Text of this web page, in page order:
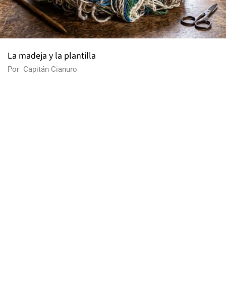
La madeja y la plantilla
Por Capitán Cianuro